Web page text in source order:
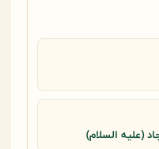
(علیه السلام)